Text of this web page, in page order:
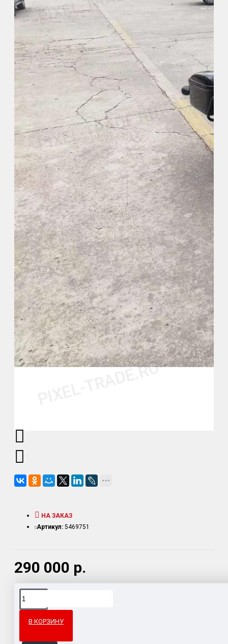
290 000 р.
НА ЗАКАЗ
Артикул: 5469751
В КОРЗИНУ
Доставка товара по всему Таможенному союзу.